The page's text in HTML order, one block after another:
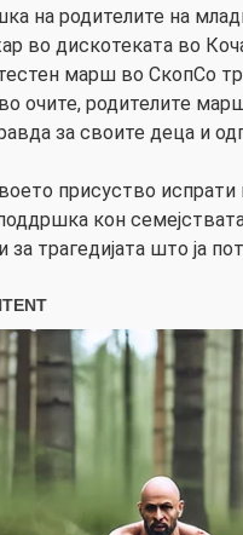
на родителите на
во дискотеката во
марш во СкопСо
очите, родителите
за своите деца и
присуство испрати
кон
за трагедијата што ја